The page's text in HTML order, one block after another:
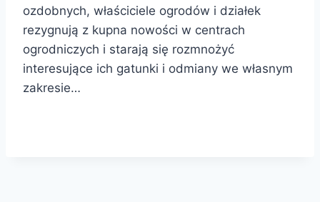
ozdobnych, właściciele ogrodów i działek
rezygnują z kupna nowości w centrach
ogrodniczych i starają się rozmnożyć
interesujące ich gatunki i odmiany we własnym
zakresie…